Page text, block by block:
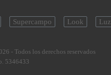
Supercampo Look Luz
- Todos los derechos reservados
5346433